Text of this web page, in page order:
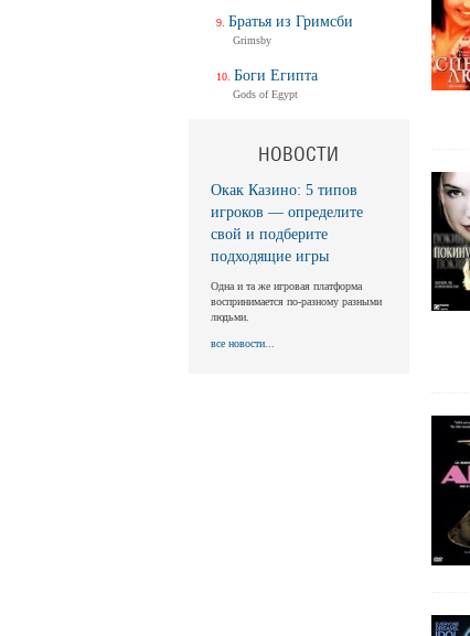
Братья из Гримсби
Grimsby
Боги Египта
Gods of Egypt
НОВОСТИ
Окак Казино: 5 типов
игроков — определите
свой и подберите
подходящие игры
Одна и та же игровая платформа
воспринимается по-разному разными
людьми.
все новости...